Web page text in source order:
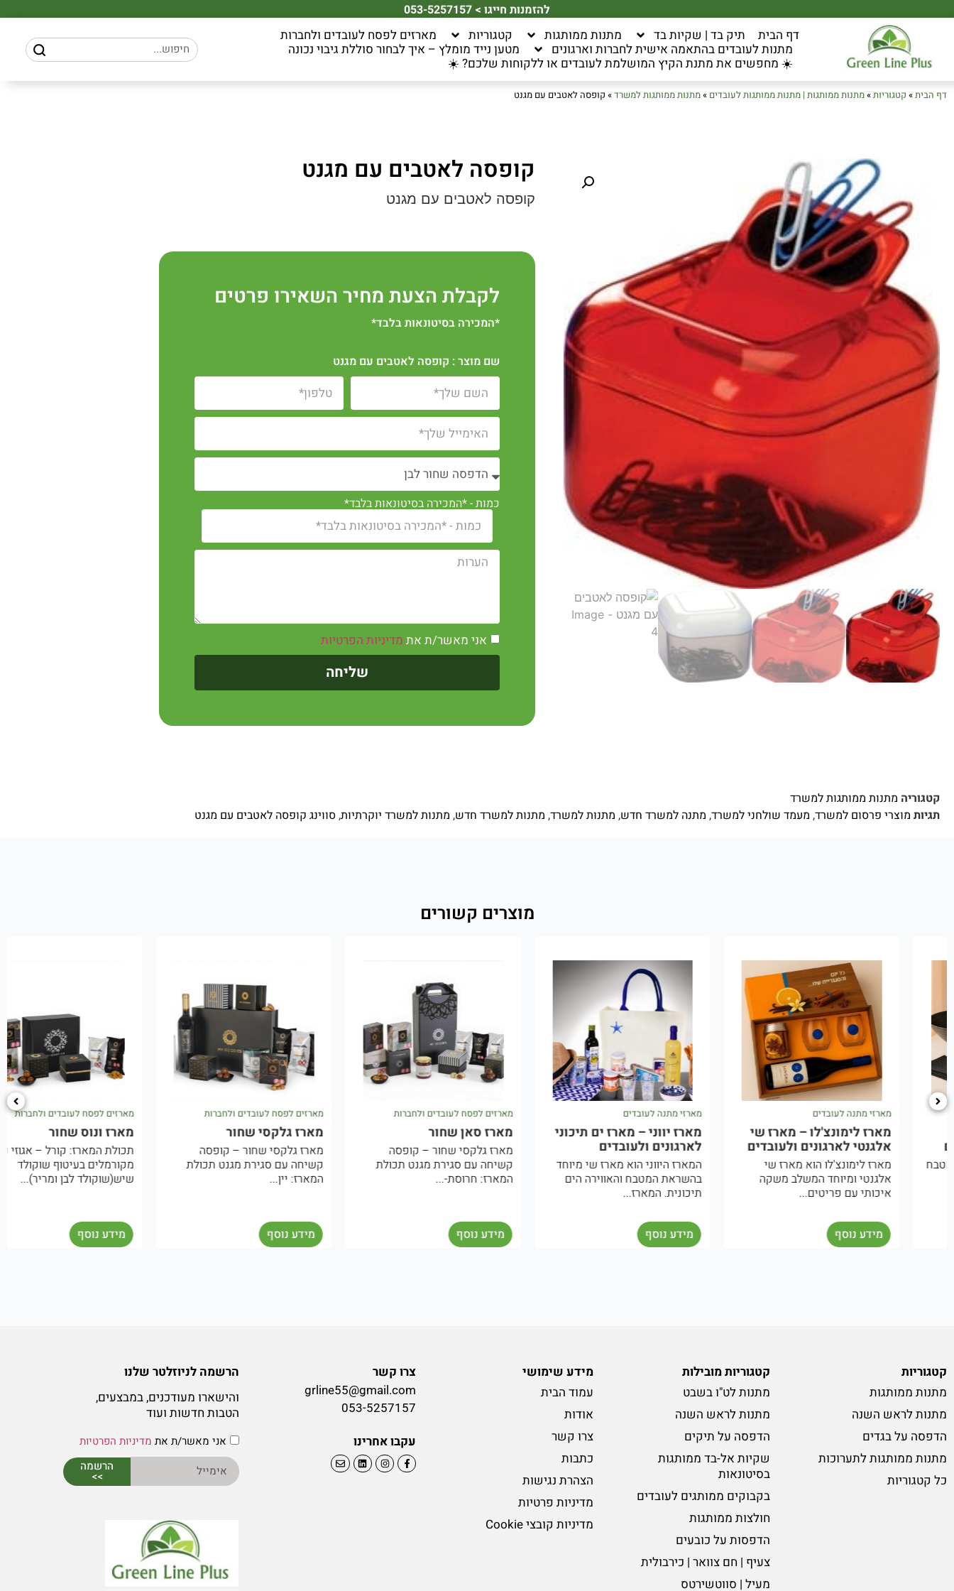
להזמנות חייגו > 053-5257157
דף הבית תיק בד | שקיות בד מתנות ממותגות קטגוריות
מארזים לפסח לעובדים ולחברות
מתנות לעובדים בהתאמה אישית לחברות וארגונים
מטען נייד מומלץ – איך לבחור סוללת גיבוי נכונה
☀️ מחפשים את מתנת הקיץ המושלמת לעובדים או ללקוחות שלכם? ☀️
דף הבית» קטגוריות»מתנות ממותגות | מתנות ממותגות לעובדים »מתנות ממותגות למשרד» קופסה לאטבים עם מגנט
קופסה לאטבים עם מגנט
קופסה לאטבים עם מגנט
לקבלת הצעת מחיר השאירו פרטים
*המכירה בסיטונאות בלבד*
שם מוצר : קופסה לאטבים עם מגנט
כמות - *המכירה בסיטונאות בלבד*
אני מאשר/ת את מדיניות הפרטיות
שליחה
קטגוריה מתנות ממותגות למשרד
תגיות מוצרי פרסום למשרד, מעמד שולחני למשרד, מתנה למשרד חדש, מתנות למשרד, מתנות למשרד חדש, מתנות למשרד יוקרתיות,סווינג קופסה לאטבים עם מגנט
מוצרים קשורים
מארזי מתנה לעובדים
מארז לימונצ'לו – מארז שי
אלגנטי לארגונים ולעובדים
מארז לימונצ'לו הוא מארז שי
אלגנטי ומיוחד המשלב משקה
איכותי עם פריטים...
מידע נוסף
מארזי מתנה לעובדים
מארז יווני – מארז ים תיכוני
לארגונים ולעובדים
המארז היווני הוא מארז שי מיוחד
בהשראת המטבח והאווירה הים
תיכונית. המארז...
מידע נוסף
מארזים לפסח לעובדים ולחברות
מארז סאן שחור
מארז גלקסי שחור – קופסה
קשיחה עם סגירת מגנט תכולת
המארז: חרוסת-...
מידע נוסף
מארזים לפסח לעובדים ולחברות
מארז גלקסי שחור
מארז גלקסי שחור – קופסה
קשיחה עם סגירת מגנט תכולת
המארז: יין...
מידע נוסף
מארזים לפסח לעובדים ולחברות
מארז ונוס שחור
תכולת המארז: קורל – אגוזי פקאן
מקורמלים בעיטוף שוקולד
שיש(שוקולד לבן ומריר)...
מידע נוסף
קטגוריות
מתנות ממותגות
מתנות לראש השנה
הדפסה על בגדים
מתנות ממותגות לתערוכות
כל קטגוריות
קטגוריות מובילות
מתנות לט"ו בשבט
מתנות לראש השנה
הדפסה על תיקים
שקיות אל-בד ממותגות
בסיטונאות
בקבוקים ממותגים לעובדים
חולצות ממותגות
הדפסות על כובעים
צעיף | חם צוואר | כירבולית
מעיל | סווטשירטס
מידע שימושי
עמוד הבית
אודות
צרו קשר
כתבות
הצהרת נגישות
מדיניות פרטיות
מדיניות קובצי Cookie
צרו קשר
grline55@gmail.com
053-5257157
עקבו אחרינו
הרשמה לניוזלטר שלנו
והישארו מעודכנים, במבצעים,
הטבות חדשות ועוד
אני מאשר/ת את מדיניות הפרטיות
הרשמה
>>